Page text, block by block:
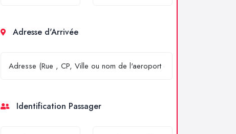
Adresse d'Arrivée
Identification Passager